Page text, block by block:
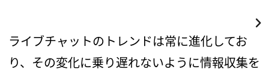
ライブチャットのトレンドは常に進化してお
り、その変化に乗り遅れないように情報収集を